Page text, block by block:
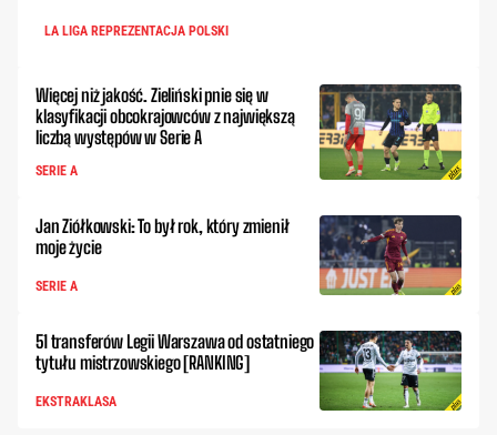
LA LIGA REPREZENTACJA POLSKI
Więcej niż jakość. Zieliński pnie się w
klasyfikacji obcokrajowców z największą
liczbą występów w Serie A
SERIE A
Jan Ziółkowski: To był rok, który zmienił
moje życie
SERIE A
51 transferów Legii Warszawa od ostatniego
tytułu mistrzowskiego [RANKING]
EKSTRAKLASA